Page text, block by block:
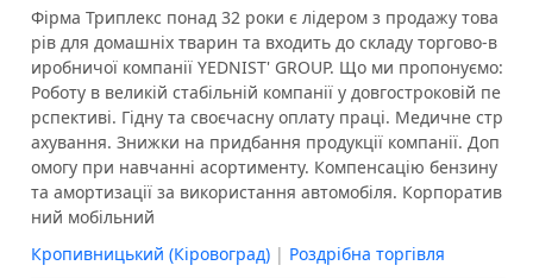
Фірма Триплекс понад 32 роки є лідером з продажу това
рів для домашніх тварин та входить до складу торгово-в
иробничої компанії YEDNIST' GROUP. Що ми пропонуємо:
Роботу в великій стабільній компанії у довгостроковій пе
рспективі. Гідну та своєчасну оплату праці. Медичне стр
ахування. Знижки на придбання продукції компанії. Доп
омогу при навчанні асортименту. Компенсацію бензину
та амортизації за використання автомобіля. Корпоратив
ний мобільний
Кропивницький (Кіровоград) | Роздрібна торгівля